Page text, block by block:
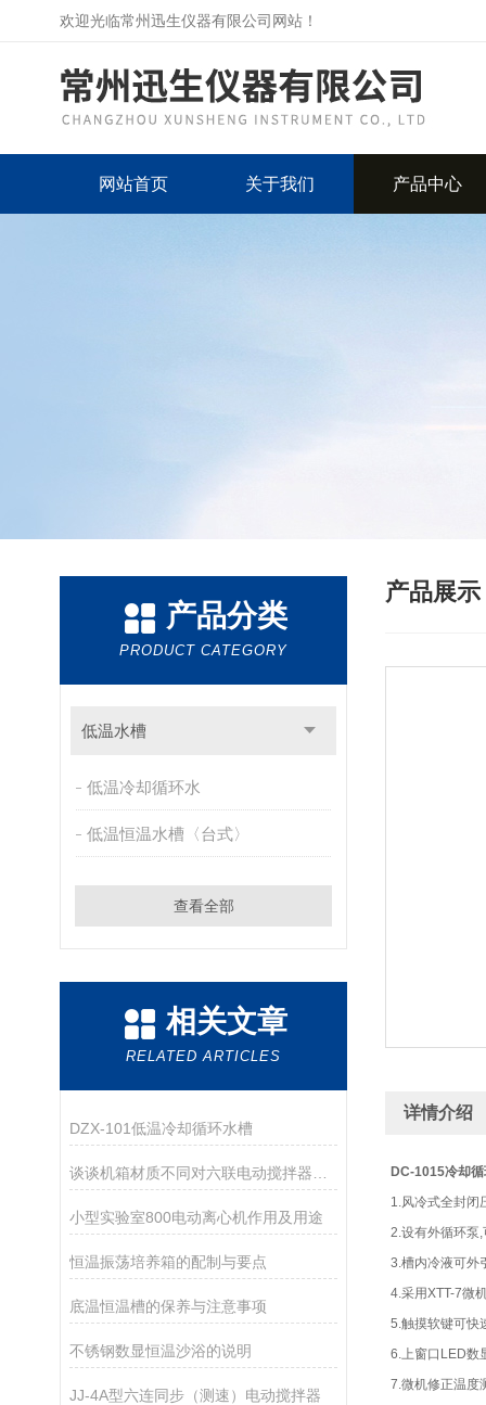
欢迎光临常州迅生仪器有限公司网站！
网站首页 关于我们 产品中心
产品分类
PRODUCT CATEGORY
低温水槽
低温冷却循环水
低温恒温水槽〈台式〉
查看全部
相关文章
RELATED ARTICLES
DZX-101低温冷却循环水槽
小型实验室800电动离心机作用及用途
恒温振荡培养箱的配制与要点
底温恒温槽的保养与注意事项
不锈钢数显恒温沙浴的说明
JJ-4A型六连同步（测速）电动搅拌器
产品展示
详情介绍
DC-1015冷却循
1.风冷式全封闭
2.设有外循环泵
3.槽内冷液可外
4.采用XTT-7微
5.触摸软键可快
6.上窗口LED数
7.微机修正温度